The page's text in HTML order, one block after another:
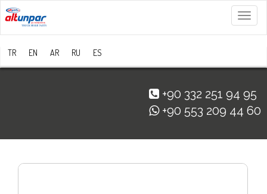
Menü
TR EN AR RU ES
+90 332 251 94 95
+90 553 209 44 60